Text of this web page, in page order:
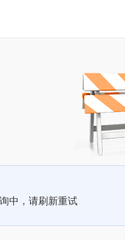
中，请刷新重试